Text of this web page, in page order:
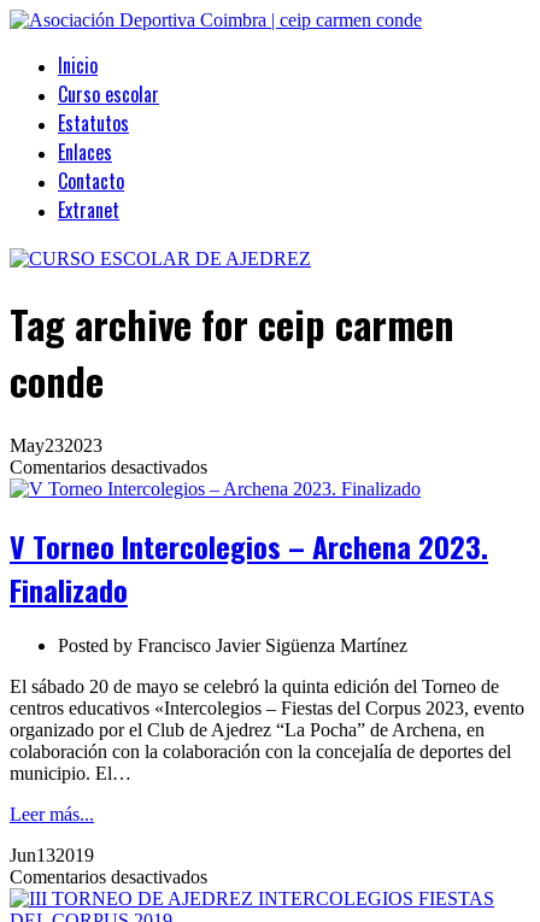
Inicio
Curso escolar
Estatutos
Enlaces
Contacto
Extranet
Tag archive for ceip carmen
conde
May232023
Comentarios desactivadosen
V
–
V Torneo Intercolegios – Archena 2023.
Finalizado
Posted by Francisco Javier Sigüenza Martínez
El sábado 20 de mayo se celebró la quinta edición del Torneo de
centros educativos «Intercolegios – Fiestas del Corpus 2023, evento
organizado por el Club de Ajedrez “La Pocha” de Archena, en
colaboración con la colaboración con la concejalía de deportes del
municipio. El…
Leer más...
Jun132019
Comentarios desactivadosen
III